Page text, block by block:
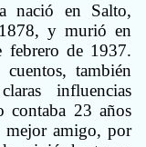
nació en Salto,
y murió en
febrero de 1937.
también
influencias
contaba 23 años
mejor amigo, por